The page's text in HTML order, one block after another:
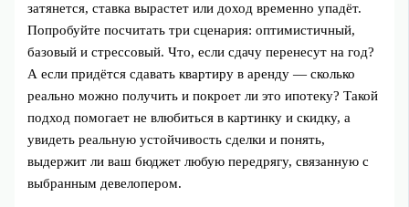
затянется, ставка вырастет или доход временно упадёт.
Попробуйте посчитать три сценария: оптимистичный,
базовый и стрессовый. Что, если сдачу перенесут на год?
А если придётся сдавать квартиру в аренду — сколько
реально можно получить и покроет ли это ипотеку? Такой
подход помогает не влюбиться в картинку и скидку, а
увидеть реальную устойчивость сделки и понять,
выдержит ли ваш бюджет любую передрягу, связанную с
выбранным девелопером.